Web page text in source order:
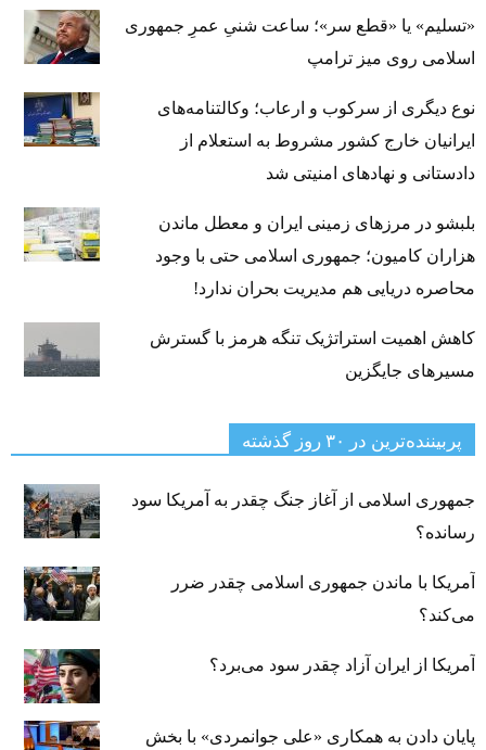
«تسلیم» یا «قطع سر»؛ ساعت شنیِ عمرِ جمهوری
اسلامی روی میز ترامپ
نوع دیگری از سرکوب و ارعاب؛ وکالتنامه‌های
ایرانیان خارج کشور مشروط به استعلام از
دادستانی و نهادهای امنیتی شد
بلبشو در مرزهای زمینی ایران و معطل ماندن
هزاران کامیون؛ جمهوری اسلامی حتی با وجود
محاصره دریایی هم مدیریت بحران ندارد!
کاهش اهمیت استراتژیک تنگه‌ هرمز با گسترش
مسیرهای جایگزین
پربیننده‌ترین‌ در ۳۰ روز گذشته
جمهوری اسلامی از آغاز جنگ چقدر به آمریکا سود
رسانده؟
آمریکا با ماندن جمهوری اسلامی چقدر ضرر
می‌کند؟
آمریکا از ایران آزاد چقدر سود می‌برد؟
پایان دادن به همکاری «علی جوانمردی» با بخش